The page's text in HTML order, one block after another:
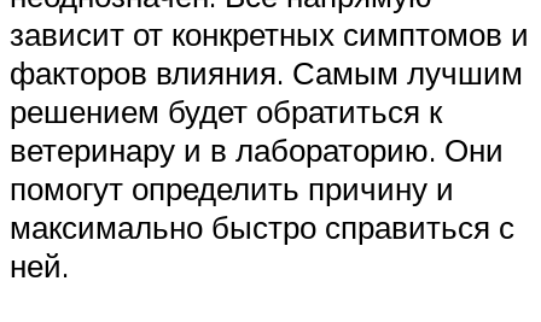
зависит от конкретных симптомов и
факторов влияния. Самым лучшим
решением будет обратиться к
ветеринару и в лабораторию. Они
помогут определить причину и
максимально быстро справиться с
ней.